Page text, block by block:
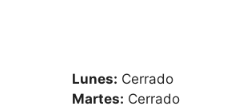
Lunes: Cerrado
Martes: Cerrado